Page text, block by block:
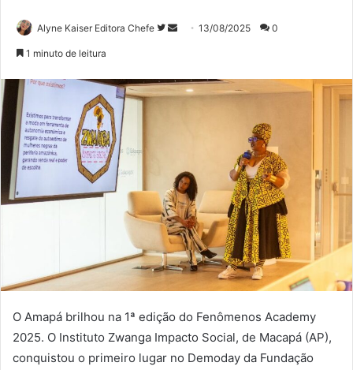
Alyne Kaiser Editora Chefe
SigaMande
mail
13/08/2025 0
1 minuto de leitura
O Amapá brilhou na 1ª edição do Fenômenos Academy
2025. O Instituto Zwanga Impacto Social, de Macapá (AP),
conquistou o primeiro lugar no Demoday da Fundação